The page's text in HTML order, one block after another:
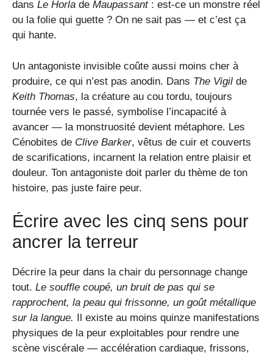
dans Le Horla de Maupassant: est-ce un monstre réel
ou la folie qui guette ? On ne sait pas — et c’est ça
qui hante.
Un antagoniste invisible coûte aussi moins cher à
produire, ce qui n’est pas anodin. Dans The Vigil de
Keith Thomas, la créature au cou tordu, toujours
tournée vers le passé, symbolise l’incapacité à
avancer — la monstruosité devient métaphore. Les
Cénobites de Clive Barker, vêtus de cuir et couverts
de scarifications, incarnent la relation entre plaisir et
douleur. Ton antagoniste doit parler du thème de ton
histoire, pas juste faire peur.
Écrire avec les cinq sens pour
ancrer la terreur
Décrire la peur dans la chair du personnage change
tout. Le souffle coupé, un bruit de pas qui se
rapprochent, la peau qui frissonne, un goût métallique
sur la langue.
Il existe au moins quinze manifestations
physiques de la peur exploitables pour rendre une
scène viscérale — accélération cardiaque, frissons,